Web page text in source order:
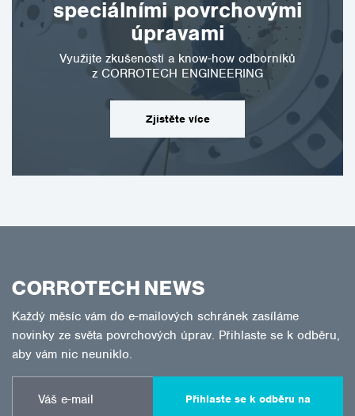
speciálními povrchovými
úpravami
Využijte zkušeností a know-how odborníků
z CORROTECH ENGINEERING
Zjistěte více
CORROTECH NEWS
Každý měsíc vám do e-mailových schránek zasíláme
novinky ze světa povrchových úprav. Přihlaste se k odběru,
aby vám nic neuniklo.
Přihlaste se k odběru na